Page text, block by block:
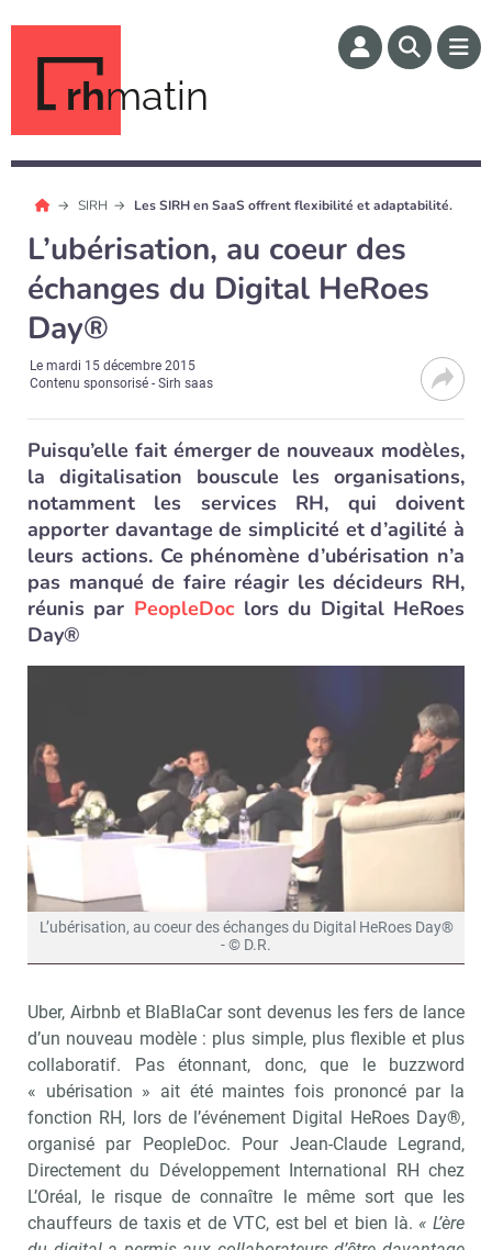
rhmatin
SIRH Les SIRH en SaaS offrent flexibilité et adaptabilité.
L’ubérisation, au coeur des
échanges du Digital HeRoes
Day®
Lemardi 15 décembre 2015
Contenu sponsorisé - Sirh saas
Puisqu’elle fait émerger de nouveaux modèles,
la digitalisation bouscule les organisations,
notamment les services RH, qui doivent
apporter davantage de simplicité et d’agilité à
leurs actions. Ce phénomène d’ubérisation n’a
pas manqué de faire réagir les décideurs RH,
réunis par PeopleDoclors du Digital HeRoes
Day®
L’ubérisation, au coeur des échanges du Digital HeRoes Day®
- © D.R.
Uber, Airbnb et BlaBlaCar sont devenus les fers de lance
d’un nouveau modèle : plus simple, plus flexible et plus
collaboratif. Pas étonnant, donc, que le buzzword
« ubérisation » ait été maintes fois prononcé par la
fonction RH, lors de l’événement Digital HeRoes Day®,
organisé par PeopleDoc. Pour Jean-Claude Legrand,
Directement du Développement International RH chez
L’Oréal, le risque de connaître le même sort que les
chauffeurs de taxis et de VTC, est bel et bien là. « L’ère